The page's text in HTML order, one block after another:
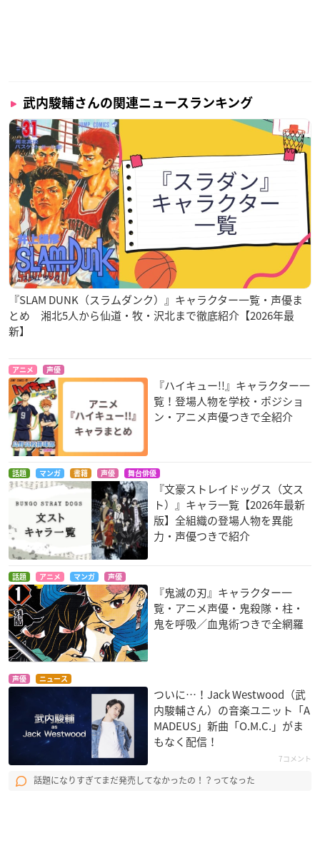
を発表しました。
調査概要
調査期間：2024年8月29日（木）～9月5日（木）
有効投票数：669票
武内駿輔さんの関連ニュースランキング
『SLAM DUNK（スラムダンク）』キャラクター一覧・声優ま
とめ 湘北5人から仙道・牧・沢北まで徹底紹介【2026年最
新】
アニメ 声優
『ハイキュー!!』キャラクター一
覧！登場人物を学校・ポジショ
ン・アニメ声優つきで全紹介
話題 マンガ 書籍 声優 舞台俳優
『文豪ストレイドッグス（文ス
ト）』キャラ一覧【2026年最新
版】全組織の登場人物を異能
力・声優つきで紹介
話題 アニメ マンガ 声優
『鬼滅の刃』キャラクター一
覧・アニメ声優・鬼殺隊・柱・
鬼を呼吸／血鬼術つきで全網羅
声優 ニュース
ついに…！Jack Westwood（武
内駿輔さん）の音楽ユニット「A
MADEUS」新曲「O.M.C.」がま
もなく配信！
7コメント
話題になりすぎてまだ発売してなかったの！？ってなった